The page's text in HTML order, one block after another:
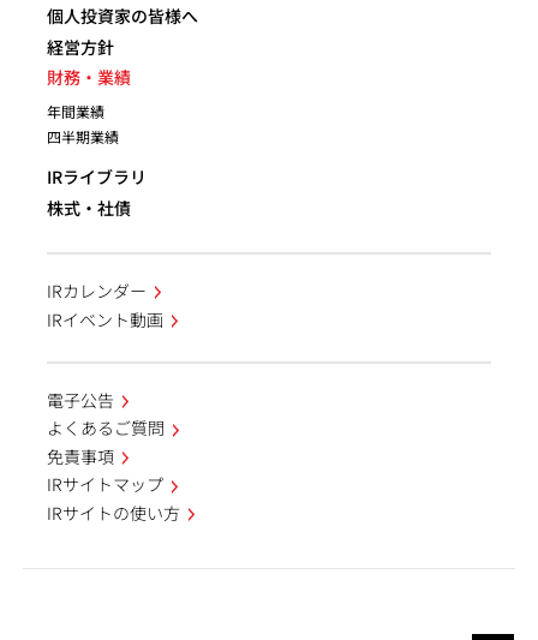
個人投資家の皆様へ
経営方針
財務・業績
年間業績
四半期業績
IRライブラリ
株式・社債
IRカレンダー
IRイベント動画
電子公告
よくあるご質問
免責事項
IRサイトマップ
IRサイトの使い方